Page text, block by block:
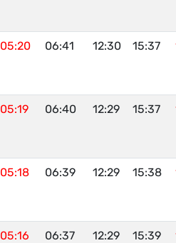
05:20 06:41 12:30 15:37
05:19 06:40 12:29 15:37
05:18 06:39 12:29 15:38
05:16 06:37 12:29 15:39